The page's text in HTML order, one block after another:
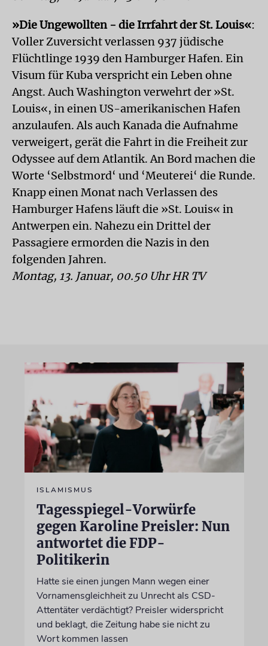
»Die Ungewollten - die Irrfahrt der St. Louis«:
Voller Zuversicht verlassen 937 jüdische
Flüchtlinge 1939 den Hamburger Hafen. Ein
Visum für Kuba verspricht ein Leben ohne
Angst. Auch Washington verwehrt der »St.
Louis«, in einen US-amerikanischen Hafen
anzulaufen. Als auch Kanada die Aufnahme
verweigert, gerät die Fahrt in die Freiheit zur
Odyssee auf dem Atlantik. An Bord machen die
Worte ‘Selbstmord‘ und ‘Meuterei‘ die Runde.
Knapp einen Monat nach Verlassen des
Hamburger Hafens läuft die »St. Louis« in
Antwerpen ein. Nahezu ein Drittel der
Passagiere ermorden die Nazis in den
folgenden Jahren.
Montag, 13. Januar, 00.50 Uhr HR TV
ISLAMISMUS
Tagesspiegel-Vorwürfe
gegen Karoline Preisler: Nun
antwortet die FDP-
Politikerin
Hatte sie einen jungen Mann wegen einer
Vornamensgleichheit zu Unrecht als CSD-
Attentäter verdächtigt? Preisler widerspricht
und beklagt, die Zeitung habe sie nicht zu
Wort kommen lassen